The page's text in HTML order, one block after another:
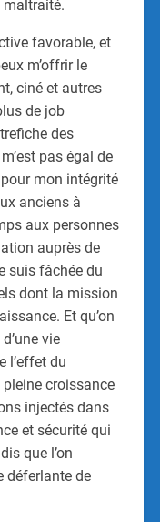
favorable, et
m’offrir le
ciné et autres
de job
des
pas égal de
mon intégrité
anciens à
aux personnes
auprès de
suis fâchée du
dont la mission
Et qu’on
vie
l’effet du
croissance
injectés dans
et sécurité qui
que l’on
déferlante de